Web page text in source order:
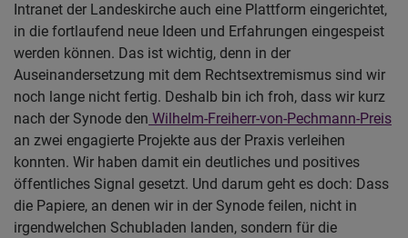
Intranet der Landeskirche auch eine Plattform eingerichtet,
in die fortlaufend neue Ideen und Erfahrungen eingespeist
werden können. Das ist wichtig, denn in der
Auseinandersetzung mit dem Rechtsextremismus sind wir
noch lange nicht fertig. Deshalb bin ich froh, dass wir kurz
nach der Synode den Wilhelm-Freiherr-von-Pechmann-Preis
an zwei engagierte Projekte aus der Praxis verleihen
konnten. Wir haben damit ein deutliches und positives
öffentliches Signal gesetzt. Und darum geht es doch: Dass
die Papiere, an denen wir in der Synode feilen, nicht in
irgendwelchen Schubladen landen, sondern für die